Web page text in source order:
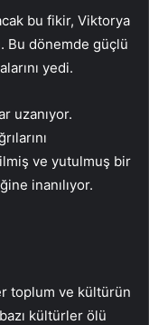
bu fikir, Viktorya
Bu dönemde güçlü
yedi.
uzanıyor.
ve yutulmuş bir
inanılıyor.
toplum ve kültürün
kültürler ölü